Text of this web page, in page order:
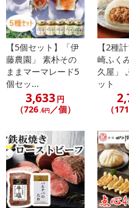
※お申込み後のキャンセルはお
記載されている内容を必ずご
にご納得いただきましたうえ
※パッケージ変更や商品リニュ
参考の掲載画像や画像内のバ
る場合がございます。
また、[新たな加工食品の原料
了により、商品詳細内に記載
合がございます。
あらかじめご了承いただいた
によるお申込み後のキャンセ
【お支払いについて】
※送料はお試し費用に含まれて
※d払い、PayPay、au PAY、au
【5個セット】「伊
藤農園」 素朴その
ままマーマレード5
個セッ...
3,633円
（726.6円／個）
【2種
崎ふく
久屋」
ット
（171